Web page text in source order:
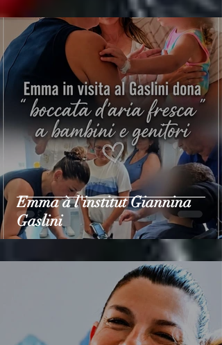
Emma à l'institut Giannina
Gaslini